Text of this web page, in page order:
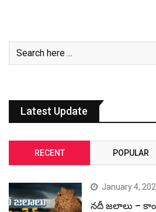
Latest Update
RECENT POPULAR
January 4,
నదీ జలాలు –